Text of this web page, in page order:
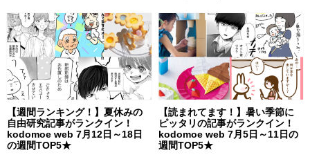
【週間ランキング！】夏休みの
自由研究記事がランクイン！
kodomoe web 7月12日～18日
の週間TOP5★
【読まれてます！】暑い季節に
ピッタリの記事がランクイン！
kodomoe web 7月5日～11日の
週間TOP5★